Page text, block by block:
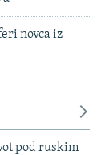
novca iz
pod ruskim